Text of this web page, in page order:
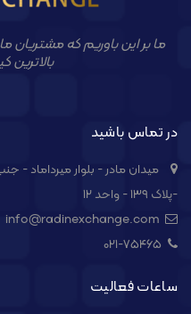
ما بر این باوریم که
در تماس باشید
میدان مادر - بلوار میرداماد -
-پلاک ۱۳۹ - واحد ۱۲
021-۷۵۴۶۵
ساعات فعالیت